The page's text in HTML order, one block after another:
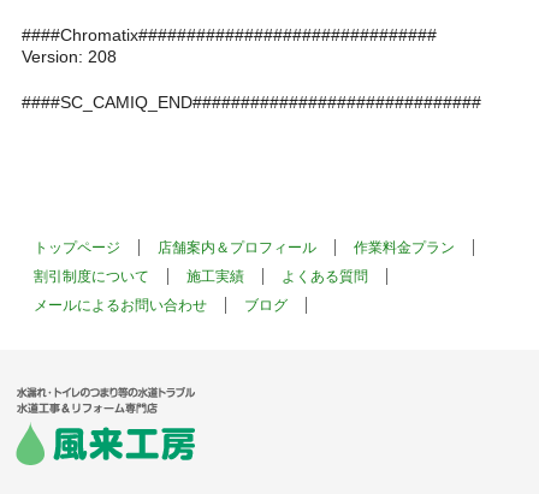
####Chromatix###############################
Version: 208
####SC_CAMIQ_END##############################
トップページ 店舗案内＆プロフィール
作業料金プラン
割引制度について
施工実績
よくある質問
メールによるお問い合わせ
ブログ